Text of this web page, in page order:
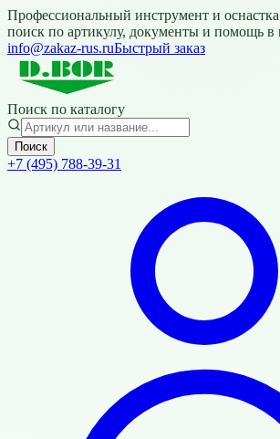
Профессиональный инструмент и
поиск по артикулу, документы и помощь в
info@zakaz-rus.ruБыстрый заказ
Поиск по каталогу
Поиск
+7 (495) 788-39-31